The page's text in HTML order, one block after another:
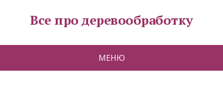
Все про деревообработку
МЕНЮ